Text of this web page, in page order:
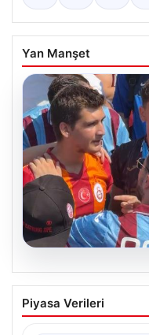
Yan Manşet
Mohamed
Galatasaraylı
Piyasa Verileri